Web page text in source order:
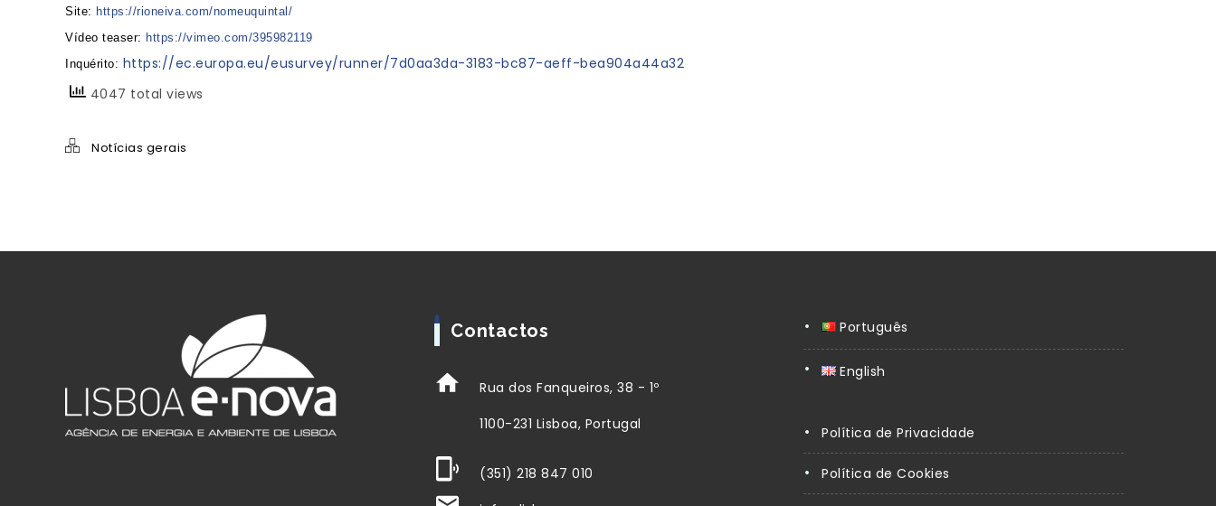
Site: https://rioneiva.com/nomeuquintal/
Vídeo teaser: https://vimeo.com/395982119
Inquérito: https://ec.europa.eu/eusurvey/runner/7d0aa3da-3183-bc87-aeff-bea904a44a32
4047 total views
Notícias gerais
Contactos
Rua dos Fanqueiros, 38 - 1º
1100-231 Lisboa, Portugal
(351) 218 847 010
Português
English
Política de Privacidade
Política de Cookies